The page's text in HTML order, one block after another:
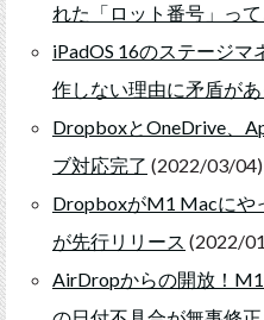
れた「ロット番号」って
iPadOS 16のステージ
作しない理由に矛盾があ
DropboxとOneDrive、
ブ対応完了 (2022/03/04)
DropboxがM1 Macにや
が先行リリース (2022/
AirDropからの開放！